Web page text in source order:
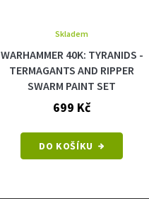
WARHAMMER 40K: TYRANIDS -
TERMAGANTS AND RIPPER
SWARM PAINT SET
Skladem
699 Kč
DO KOŠÍKU